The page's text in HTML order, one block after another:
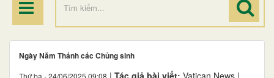
Ngày Năm Thánh các Chủng sinh
Thứ ba - 24/06/2025 09:08 | Tác giả bài viết: Vatican News |